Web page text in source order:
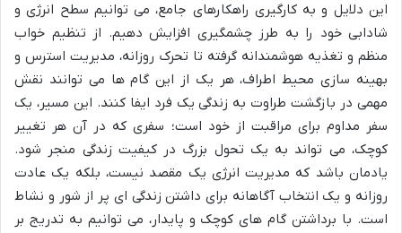
این دلایل و به کارگیری راهکارهای جامع، می توانیم سطح انرژی و
شادابی خود را به طرز چشمگیری افزایش دهیم. از تنظیم خواب
منظم و تغذیه هوشمندانه گرفته تا تحرک روزانه، مدیریت استرس و
بهینه سازی محیط اطراف، هر یک از این گام ها می توانند نقش
مهمی در بازگشت طراوت به زندگی یک فرد ایفا کنند. این مسیر، یک
سفر مداوم برای مراقبت از خود است؛ سفری که در آن هر تغییر
کوچک، می تواند به یک تحول بزرگ در کیفیت زندگی منجر شود.
یادمان باشد که مدیریت انرژی یک مقصد نیست، بلکه یک عادت
روزانه و یک انتخاب آگاهانه برای داشتن زندگی ای پر از شور و نشاط
است. با برداشتن گام های کوچک و پایدار، می توانیم به تدریج بر